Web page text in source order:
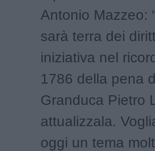
Antonio Mazzeo:
sarà terra dei
iniziativa nel
1786 della pena
Granduca Pietro
attualizzala.
oggi un tema